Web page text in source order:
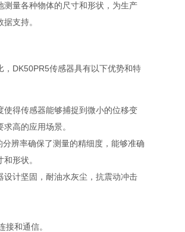
测量各种物体的尺寸和形状，为生产
支持。
，DK50PR5传感器具有以下优势和特
使得传感器能够捕捉到微小的位移变
高的应用场景。
分辨率确保了测量的精细度，能够准确
形状。
设计坚固，耐油水灰尘，抗震动冲击
和通信。